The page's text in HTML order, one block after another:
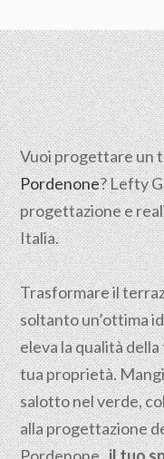
Vuoi progettare un
Pordenone? Lefty
progettazione e
Italia.
Trasformare il
soltanto un’ottima
eleva la qualità
tua proprietà.
salotto nel verde,
alla progettazione